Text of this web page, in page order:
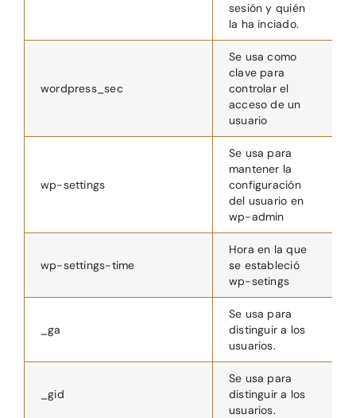
sesión y quién
la ha inciado.
wordpress_sec
Se usa como
clave para
controlar el
acceso de un
usuario
wp-settings
Se usa para
mantener la
configuración
del usuario en
wp-admin
wp-settings-time
Hora en la que
se estableció
wp-setings
_ga
Se usa para
distinguir a los
usuarios.
_gid
Se usa para
distinguir a los
usuarios.